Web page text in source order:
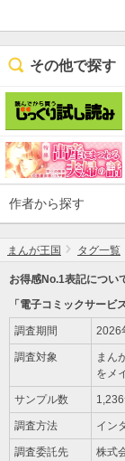
その他で探す
作者から探す
まんが王国 タグ一覧
お得感No.1表記につい
「電子コミックサービ
調査期間 2026
調査対象
まん
をメ
サンプル数
調査方法 イン
調査委託先 株式